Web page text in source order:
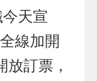
天宣
線加開
訂票，